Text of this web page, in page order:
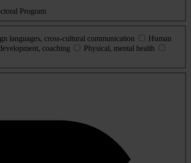
Program
languages, cross-cultural communication
Human
coaching
Physical, mental health